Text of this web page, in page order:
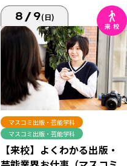
8/9(日)
マスコミ出版・芸能学科
マスコミ出版・芸能学科
【来校】よくわかる出版・